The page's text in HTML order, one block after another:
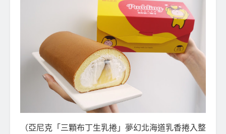
（亞尼克「三顆布丁生乳捲」夢幻北海道乳香捲入整